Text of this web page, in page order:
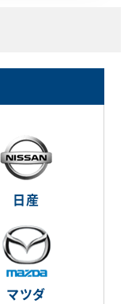
日産
マツダ